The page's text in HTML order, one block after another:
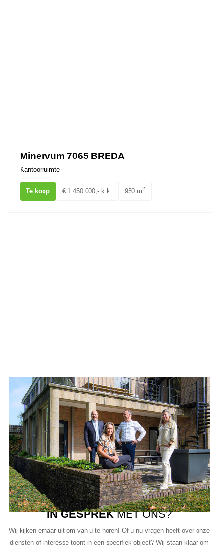
Minervum 7065 BREDA
Kantoorruimte
Te koop € 1.450.000,- k.k. 950 m2
Aanbod van LUC
Neem de tijd om onze lijst met beschikbare object te bekijken en
aarzel niet om contact met ons op te nemen als u vragen heeft, meer
informatie wilt of een bezichtiging wil plannen.
Ons team van vastgoedprofessionals staat klaar om u te helpen bij
elke stap van het proces.
IN GESPREKMET ONS?
Wij kijken ernaar uit om van u te horen! Of u nu vragen heeft over onze
diensten of interesse toont in een specifiek object? Wij staan klaar om